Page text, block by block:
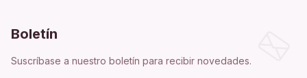
Boletín
Suscríbase a nuestro boletín para recibir novedades.